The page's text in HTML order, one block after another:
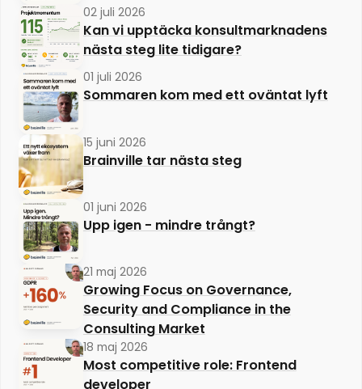
02 juli 2026
Kan vi upptäcka konsultmarknadens
nästa steg lite tidigare?
01 juli 2026
Sommaren kom med ett oväntat lyft
15 juni 2026
Brainville tar nästa steg
01 juni 2026
Upp igen - mindre trångt?
21 maj 2026
Growing Focus on Governance,
Security and Compliance in the
Consulting Market
18 maj 2026
Most competitive role: Frontend
developer